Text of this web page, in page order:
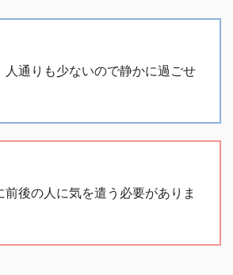
人通りも少ないので静かに過ごせ
前後の人に気を遣う必要がありま